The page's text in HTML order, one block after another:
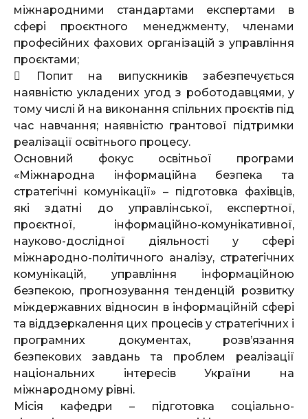
міжнародними стандартами експертами в
сфері проєктного менеджменту, членами
професійних фахових організацій з управління
проєктами;
 Попит на випускників забезпечується
наявністю укладених угод з роботодавцями, у
тому числі й на виконання спільних проєктів під
час навчання; наявністю грантової підтримки
реалізації освітнього процесу.
Основний фокус освітньої програми
«Міжнародна інформаційна безпека та
стратегічні комунікації» – підготовка фахівців,
які здатні до управлінської, експертної,
проєктної, інформаційно-комунікативної,
науково-дослідної діяльності у сфері
міжнародно-політичного аналізу, стратегічних
комунікацій, управління інформаційною
безпекою, прогнозування тенденцій розвитку
міждержавних відносин в інформаційній сфері
та віддзеркалення цих процесів у стратегічних і
програмних документах, розв’язання
безпекових завдань та проблем реалізації
національних інтересів України на
міжнародному рівні.
Місія кафедри – підготовка соціально-